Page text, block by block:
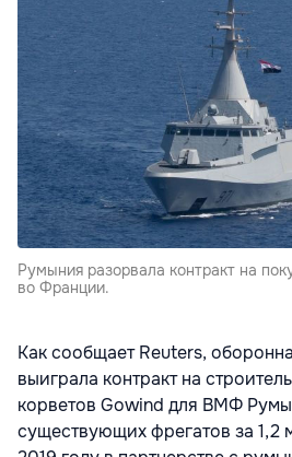
Румыния разорвала контракт на
во Франции.
Как сообщает Reuters,
выиграла контракт на
корветов Gowind для ВМФ
существующих фрегатов за 1,2